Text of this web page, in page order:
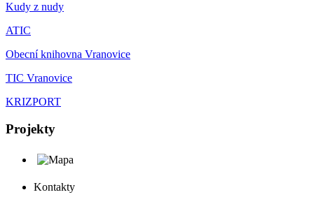
Kudy z nudy
ATIC
Obecní knihovna Vranovice
TIC Vranovice
KRIZPORT
Projekty
Kontakty